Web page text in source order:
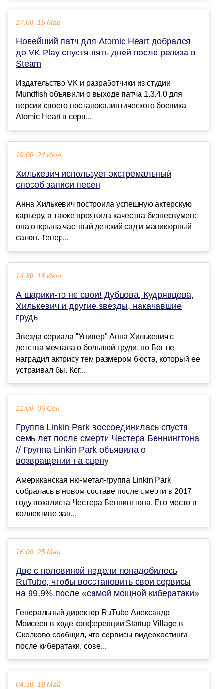
17:00, 15 Мар
Новейший патч для Atomic Heart добрался
до VK Play спустя пять дней после релиза в
Steam
Издательство VK и разработчики из студии
Mundfish объявили о выходе патча 1.3.4.0 для
версии своего постапокалиптического боевика
Atomic Heart в серв...
19:00, 24 Июн
Хилькевич использует экстремальный
способ записи песен
Анна Хилькевич построила успешную актерскую
карьеру, а также проявила качества бизнесвумен:
она открыла частный детский сад и маникюрный
салон. Тепер...
14:30, 16 Июл
А шарики-то не свои! Дубцова, Кудрявцева,
Хилькевич и другие звезды, накачавшие
грудь
Звезда сериала "Универ" Анна Хилькевич с
детства мечтала о большой груди, но Бог не
наградил актрису тем размером бюста, который ее
устраивал бы. Ког...
11:00, 06 Сен
Группа Linkin Park воссоединилась спустя
семь лет после смерти Честера Беннингтона
// Группа Linkin Park объявила о
возвращении на сцену
Американская ню-метал-группа Linkin Park
собралась в новом составе после смерти в 2017
году вокалиста Честера Беннингтона. Его место в
коллективе зан...
16:00, 25 Май
Две с половиной недели понадобилось
RuTube, чтобы восстановить свои сервисы
на 99,9% после «самой мощной кибератаки»
Генеральный директор RuTube Александр
Моисеев в ходе конференции Startup Village в
Сколково сообщил, что сервисы видеохостинга
после кибератаки, сове...
04:30, 19 Май